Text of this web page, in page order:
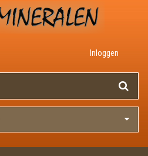
Inloggen